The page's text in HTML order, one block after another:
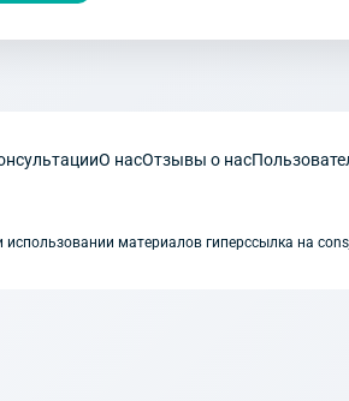
О насОтзывы о нас
материалов гиперссылка на